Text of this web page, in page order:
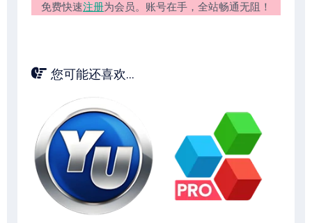
免费快速注册为会员。账号在手，全站畅通无阻！
您可能还喜欢...